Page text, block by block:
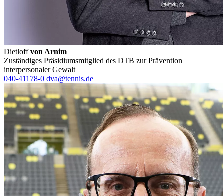
Dietloffvon Arnim
Zuständiges Präsidiumsmitglied des DTB zur Prävention
interpersonaler Gewalt
040-41178-0 dva@tennis.de